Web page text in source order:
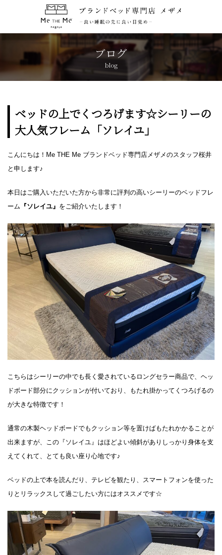
ブログ
blog
ベッドの上でくつろげます☆シーリーの
大人気フレーム「ソレイユ」
こんにちは！Me THE Me ブランドベッド専門店メザメのスタッフ桜井
と申します♪
本日はご購入いただいた方から非常に評判の高いシーリーのベッドフレ
ーム 『ソレイユ』 をご紹介いたします！
こちらはシーリーの中でも長く愛されているロングセラー商品で、ヘッ
ドボード部分にクッションが付いており、もたれ掛かってくつろげるの
が大きな特徴です！
通常の木製ヘッドボードでもクッション等を置けばもたれかかることが
出来ますが、この『ソレイユ』はほどよい傾斜がありしっかり身体を支
えてくれて、とても良い座り心地です♪
ベッドの上で本を読んだり、テレビを観たり、スマートフォンを使った
りとリラックスして過ごしたい方にはオススメです☆
トップページ TOP
CONCEPT
アクセス
ブログ BLOG